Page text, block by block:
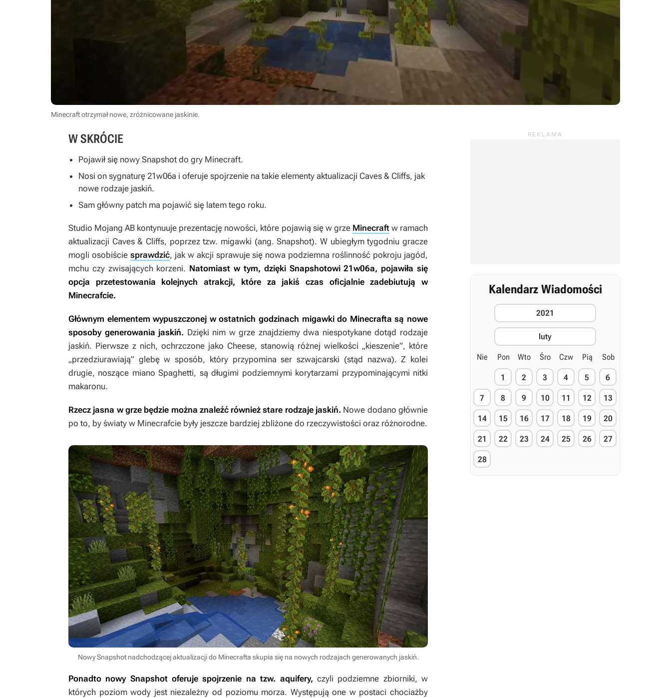
Minecraft otrzymał nowe, zróżnicowane jaskinie.
W SKRÓCIE
Pojawił się nowy Snapshot do gry Minecraft.
Nosi on sygnaturę 21w06a i oferuje spojrzenie na takie elementy aktualizacji Caves & Cliffs, jak
nowe rodzaje jaskiń.
Sam główny patch ma pojawić się latem tego roku.
Studio Mojang AB kontynuuje prezentację nowości, które pojawią się w grze Minecraftw ramach
aktualizacji Caves & Cliffs, poprzez tzw. migawki (ang. Snapshot). W ubiegłym tygodniu gracze
mogli osobiście sprawdzić, jak w akcji sprawuje się nowa podziemna roślinność pokroju jagód,
mchu czy zwisających korzeni. Natomiast w tym, dzięki Snapshotowi 21w06a, pojawiła się
opcja przetestowania kolejnych atrakcji, które za jakiś czas oficjalnie zadebiutują w
Minecrafcie.
Głównym elementem wypuszczonej w ostatnich godzinach migawki do Minecrafta są nowe
sposoby generowania jaskiń. Dzięki nim w grze znajdziemy dwa niespotykane dotąd rodzaje
jaskiń. Pierwsze z nich, ochrzczone jako Cheese, stanowią różnej wielkości „kieszenie”, które
„przedziurawiają” glebę w sposób, który przypomina ser szwajcarski (stąd nazwa). Z kolei
drugie, noszące miano Spaghetti, są długimi podziemnymi korytarzami przypominającymi nitki
makaronu.
Rzecz jasna w grze będzie można znaleźć również stare rodzaje jaskiń. Nowe dodano głównie
po to, by światy w Minecrafcie były jeszcze bardziej zbliżone do rzeczywistości oraz różnorodne.
Nowy Snapshot nadchodzącej aktualizacji do Minecrafta skupia się na nowych rodzajach generowanych jaskiń.
Ponadto nowy Snapshot oferuje spojrzenie na tzw. aquifery, czyli podziemne zbiorniki, w
których poziom wody jest niezależny od poziomu morza. Występują one w postaci chociażby
Kalendarz Wiadomości
2021
luty
Nie Pon Wto Śro Czw Pią Sob
1 2 3 4 5 6
7 8 9 10 11 12 13
14 15 16 17 18 19 20
21 22 23 24 25 26 27
28